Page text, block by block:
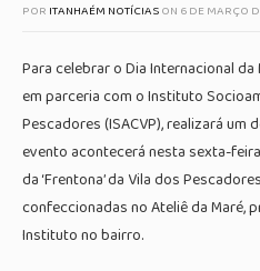
POR ITANHAÉM NOTÍCIASON 6 DE MARÇO
Para celebrar o Dia Internacional
em parceria com o Instituto
Pescadores (ISACVP), realizará um
evento acontecerá nesta sexta-
da ‘Frentona’ da Vila dos
confeccionadas no Ateliê da Maré,
Instituto no bairro.